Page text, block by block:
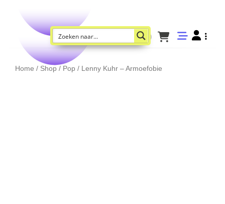
Home / Shop / Pop / Lenny Kuhr – Armoefobie